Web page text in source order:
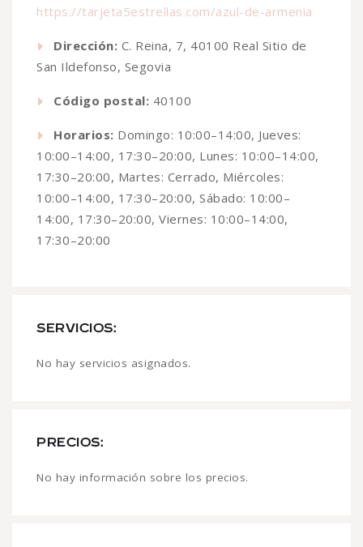
https://tarjeta5estrellas.com/azul-de-armenia
Dirección: C. Reina, 7, 40100 Real Sitio de
San Ildefonso, Segovia
Código postal: 40100
Horarios: Domingo: 10:00–14:00, Jueves:
10:00–14:00, 17:30–20:00, Lunes: 10:00–14:00,
17:30–20:00, Martes: Cerrado, Miércoles:
10:00–14:00, 17:30–20:00, Sábado: 10:00–
14:00, 17:30–20:00, Viernes: 10:00–14:00,
17:30–20:00
SERVICIOS:
No hay servicios asignados.
PRECIOS:
No hay información sobre los precios.